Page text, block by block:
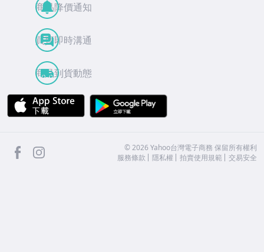
商品降價通知
買賣即時溝通
商品到貨動態
APP Store
facebook ©2026 Yahoo台灣電子商務 保留所有權利
服務條款
隱私權 拍賣使用規範 交易安全